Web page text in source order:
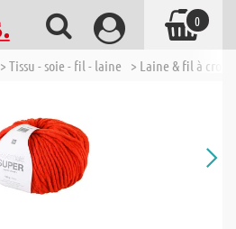
> Tissu - soie - fil - laine > Laine & fil à
0